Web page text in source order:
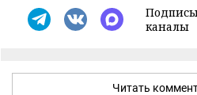
каналы
Читать